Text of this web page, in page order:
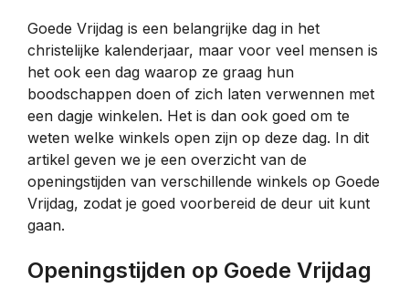
Goede Vrijdag is een belangrijke dag in het
christelijke kalenderjaar, maar voor veel mensen is
het ook een dag waarop ze graag hun
boodschappen doen of zich laten verwennen met
een dagje winkelen. Het is dan ook goed om te
weten welke winkels open zijn op deze dag. In dit
artikel geven we je een overzicht van de
openingstijden van verschillende winkels op Goede
Vrijdag, zodat je goed voorbereid de deur uit kunt
gaan.
Openingstijden op Goede Vrijdag